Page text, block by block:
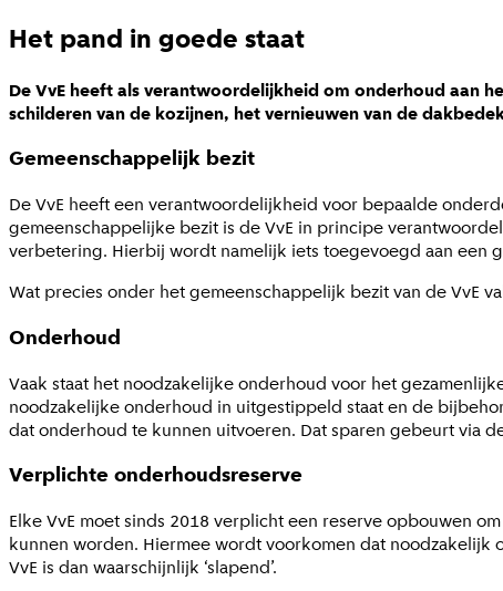
Het pand in goede staat
De VvE heeft als verantwoordelijkheid om onderhoud aan
schilderen van de kozijnen, het vernieuwen van de
Gemeenschappelijk bezit
De VvE heeft een verantwoordelijkheid voor bepaalde
gemeenschappelijke bezit is de VvE in principe
verbetering. Hierbij wordt namelijk iets toegevoegd aan een
Wat precies onder het gemeenschappelijk bezit van de VvE
Onderhoud
Vaak staat het noodzakelijke onderhoud voor het
noodzakelijke onderhoud in uitgestippeld staat en de
dat onderhoud te kunnen uitvoeren. Dat sparen gebeurt via
Verplichte onderhoudsreserve
Elke VvE moet sinds 2018 verplicht een reserve opbouwen
kunnen worden. Hiermee wordt voorkomen dat noodzakelijk
VvE is dan waarschijnlijk ‘slapend’.